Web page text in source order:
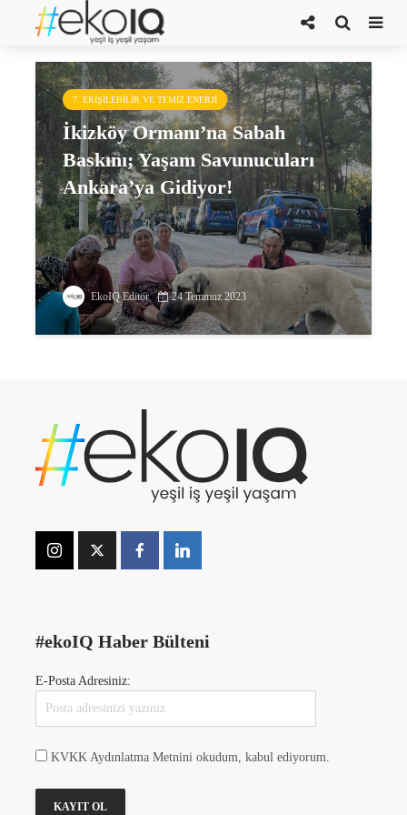
İkizköy Ormanı
7. ERIŞILEBILIR VE TEMIZ ENERJI
İkizköy Ormanı’na Sabah
Baskını; Yaşam Savunucuları
Ankara’ya Gidiyor!
EkoIQ Editör 24 Temmuz 2023
#ekoIQ Haber Bülteni
E-Posta Adresiniz:
KVKK Aydınlatma Metnini okudum, kabul ediyorum.